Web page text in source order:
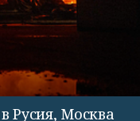
Русия, Москва